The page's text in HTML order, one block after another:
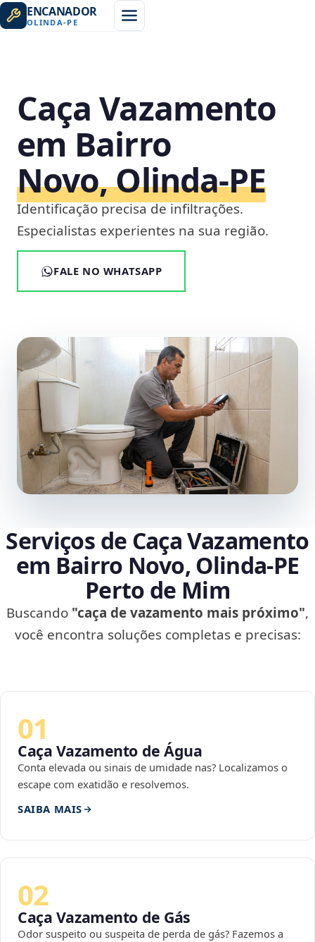
ENCANADOR
OLINDA-PE
Caça Vazamento
em Bairro
Novo, Olinda‑PE
Identificação precisa de infiltrações.
Especialistas experientes na sua região.
FALE NO WHATSAPP
Serviços de Caça Vazamento
em Bairro Novo, Olinda‑PE
Perto de Mim
Buscando "caça de vazamento mais próximo",
você encontra soluções completas e precisas:
01
Caça Vazamento de Água
Conta elevada ou sinais de umidade nas? Localizamos o
escape com exatidão e resolvemos.
SAIBA MAIS
02
Caça Vazamento de Gás
Odor suspeito ou suspeita de perda de gás? Fazemos a